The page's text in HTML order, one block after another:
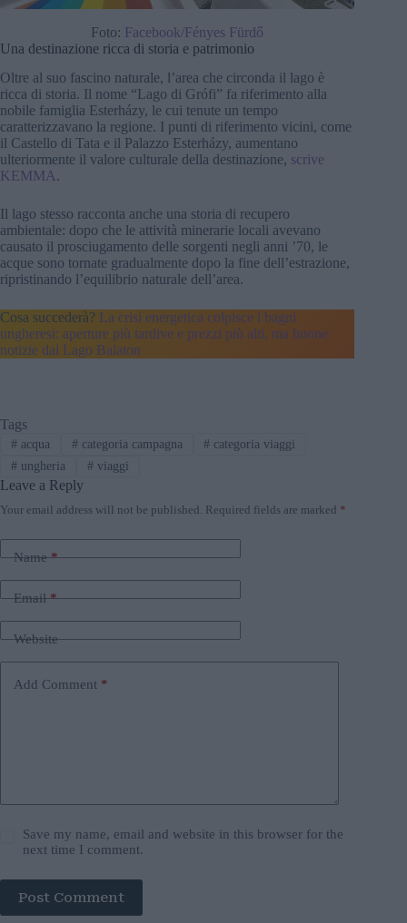
Foto: Facebook/Fényes Fürdő
Una destinazione ricca di storia e patrimonio
Oltre al suo fascino naturale, l’area che circonda il lago è
ricca di storia. Il nome “Lago di Grófi” fa riferimento alla
nobile famiglia Esterházy, le cui tenute un tempo
caratterizzavano la regione. I punti di riferimento vicini, come
il Castello di Tata e il Palazzo Esterházy, aumentano
ulteriormente il valore culturale della destinazione, scrive
KEMMA.
Il lago stesso racconta anche una storia di recupero
ambientale: dopo che le attività minerarie locali avevano
causato il prosciugamento delle sorgenti negli anni ’70, le
acque sono tornate gradualmente dopo la fine dell’estrazione,
ripristinando l’equilibrio naturale dell’area.
Cosa succederà? La crisi energetica colpisce i bagni
ungheresi: aperture più tardive e prezzi più alti, ma buone
notizie dal Lago Balaton
Tags
#acqua #categoria campagna # categoria viaggi
#ungheria #viaggi
Leave a Reply
Your email address will not be published. Required fields are marked *
Name*
Email*
Website
Add Comment *
Save my name, email and website in this browser for the
next time I comment.
Post Comment